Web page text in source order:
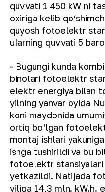
quvvati 1 450 kW ni
oxiriga kelib
quyosh fotoelektr
ularning quvvati 5
- Bugungi kunda
binolari fotoelektr
elektr energiya bilan
yilning yanvar oyida
koni maydonida
ortiq bo‘lgan
montaj ishlari
ishga tushirildi va bu
fotoelektr stansiyalari
yetkazildi. Natijada
yiliga 14,3 mln. kW.h.